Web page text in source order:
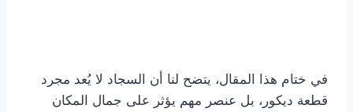
في ختام هذا المقال، يتضح لنا أن السجاد لا يُعد مجرد
قطعة ديكور، بل عنصر مهم يؤثر على جمال المكان